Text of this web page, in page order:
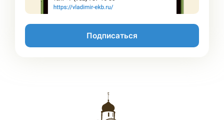
Подписаться